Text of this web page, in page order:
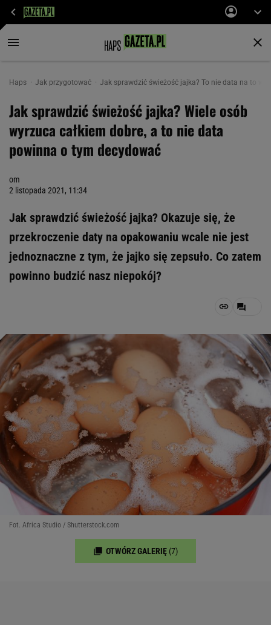
Haps Jak przygotować Jak sprawdzić świeżość jajka? To nie data na to
Jak sprawdzić świeżość jajka? Wiele osób
wyrzuca całkiem dobre, a to nie data
powinna o tym decydować
om
2 listopada 2021, 11:34
Jak sprawdzić świeżość jajka? Okazuje się, że
przekroczenie daty na opakowaniu wcale nie jest
jednoznaczne z tym, że jajko się zepsuło. Co zatem
powinno budzić nasz niepokój?
Fot. Africa Studio / Shutterstock.com
OTWÓRZ GALERIĘ (7)